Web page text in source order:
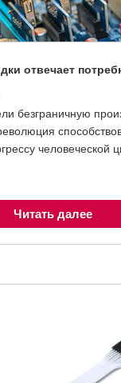
отвечает
безграничную
человеческой
Читать далее